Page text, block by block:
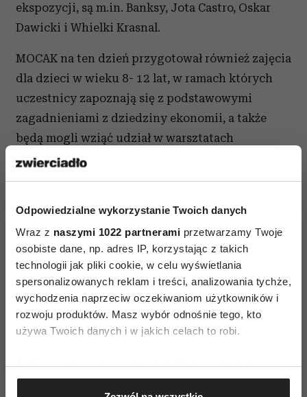
Odpowiedzialne wykorzystanie Twoich danych
Wraz z naszymi 1022 partnerami przetwarzamy Twoje
osobiste dane, np. adres IP, korzystając z takich
technologii jak pliki cookie, w celu wyświetlania
spersonalizowanych reklam i treści, analizowania tychże,
wychodzenia naprzeciw oczekiwaniom użytkowników i
rozwoju produktów. Masz wybór odnośnie tego, kto
używa Twoich danych i w jakich celach to robi.
Jeśli wyrazisz na to zgodę, chcielibyśmy również:
Gromadzić dane dotyczące Twojej lokalizacji
ekspozycji, są m.in. Banksy, Jota Castro, Oskar
Dawicki i Whielki Krasnal.
MOCAK na ten dzień przygotował również zajęcia
dla dzieci w wieku 8- 12 lat, w ramach których
uczestnicy zapoznają się z podstawowymi
zagadnieniami z dziedziny ekonomii, a także
będą mogli wziąć udział w warsztatach
plastycznych i obejrzeć wystawę. Na warsztaty
obowiązują zapisy.
W czasie bazArtu przeprowadzona zostanie także
zbiórka karmy i zabawek dla szczeniąt i kociąt
z krakowskiego Schroniska dla Bezdomnych
Zwierząt.
Link do wydarzenia na Facebooku